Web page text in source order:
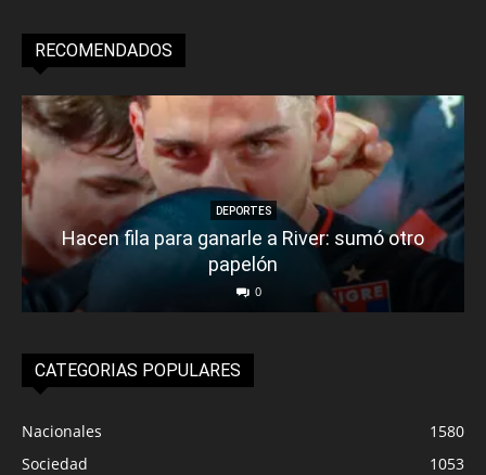
RECOMENDADOS
DEPORTES
Hacen fila para ganarle a River: sumó otro
papelón
0
CATEGORIAS POPULARES
Nacionales
1580
Sociedad
1053